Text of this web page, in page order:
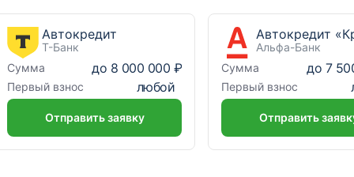
Автокредит
Т-Банк
Сумма
до 8 000 000 ₽
Первый взнос любой
Отправить заявку
Альфа-Банк
Сумма
до 7
Первый взнос
Отправить